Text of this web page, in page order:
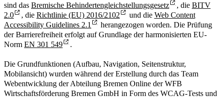
sind das Bremische Behindertengleichstellungsgesetz , die BITV
2.0
, die Richtlinie (EU) 2016/2102 und die Web Content
Accessibility Guidelines 2.1
herangezogen worden. Die Prüfung
der Barrierefreiheit erfolgt auf Grundlage der harmonisierten EU-
Norm EN 301 549 .
Die Grundfunktionen (Aufbau, Navigation, Seitenstruktur,
Mobilansicht) wurden während der Erstellung durch das Team
Webentwicklung der Abteilung Bremen Online der WFB
Wirtschaftsförderung Bremen GmbH in Form des WCAG-Tests und